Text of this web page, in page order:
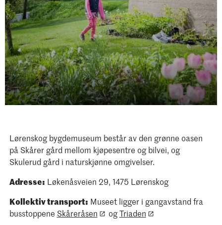
Lørenskog bygdemuseum består av den grønne oasen
på Skårer gård mellom kjøpesentre og bilvei, og
Skulerud gård i naturskjønne omgivelser.
Adresse: Løkenåsveien 29, 1475 Lørenskog
Kollektiv transport: Museet ligger i gangavstand fra
busstoppene Skåreråsen ogTriaden